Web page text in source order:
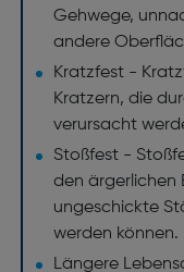
Gehwege,
andere
Kratzfest -
Kratzern, die
verursacht
Stoßfest -
den ärgerlichen
ungeschickte
werden können.
Längere